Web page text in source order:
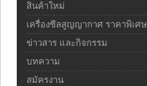
สินค้าใหม่
เครื่องซีลสูญญากาศ ราคาพิเศษ
ข่าวสาร และกิจกรรม
บทความ
สมัครงาน